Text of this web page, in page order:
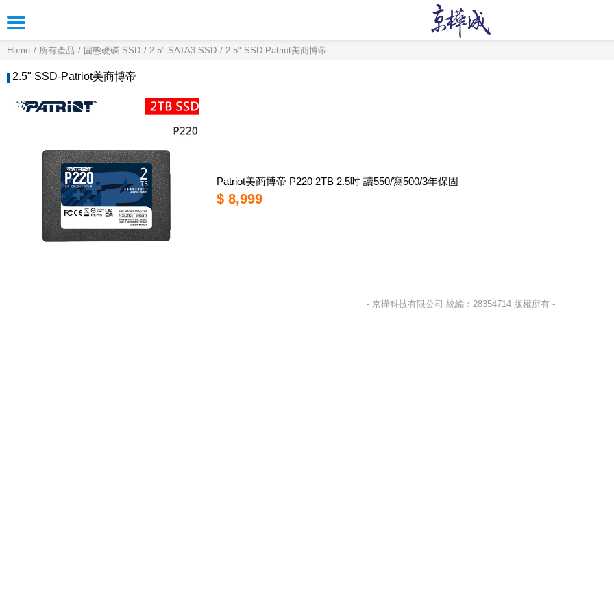
Home 所有產品 固態硬碟 SSD 2.5" SATA3 SSD 2.5" SSD-Patriot美商博帝
2.5" SSD-Patriot美商博帝
Patriot美商博帝 P220 2TB 2.5吋 讀550/寫500/3年保固
$ 8,999
- 京樺科技有限公司 統編：28354714 版權所有 -